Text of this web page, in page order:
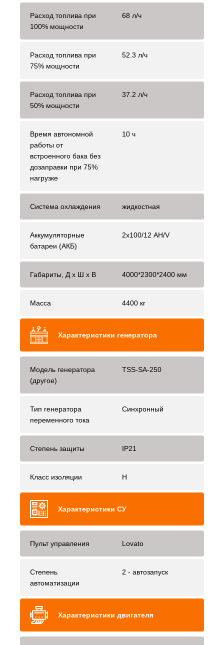
Расход топлива при
100% мощности
68 л/ч
Расход топлива при
75% мощности
52.3 л/ч
Расход топлива при
50% мощности
37.2 л/ч
Время автономной
работы от
встроенного бака без
дозаправки при 75%
нагрузке
10 ч
Система охлаждения жидкостная
Аккумуляторные
батареи (АКБ)
2x100/12 AH/V
Габариты, Д x Ш x В 4000*2300*2400 мм
Масса 4400 кг
Характеристики генератора
Модель генератора
(другое)
TSS-SA-250
Тип генератора
переменного тока
Синхронный
Степень защиты IP21
Класс изоляции H
Характеристики СУ
Пульт управления Lovato
Степень
автоматизации
2 - автозапуск
Характеристики двигателя